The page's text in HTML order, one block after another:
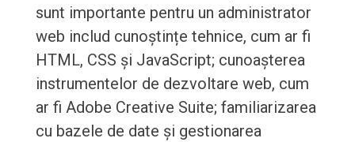
sunt importante pentru un administrator
web includ cunoștințe tehnice, cum ar fi
HTML, CSS și JavaScript; cunoașterea
instrumentelor de dezvoltare web, cum
ar fi Adobe Creative Suite; familiarizarea
cu bazele de date și gestionarea